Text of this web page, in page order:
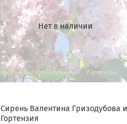
Нет в наличии
Сирень Валентина Гризодубова и
Гортензия